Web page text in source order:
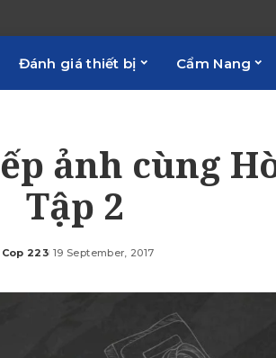
Đánh giá thiết bị Cẩm Nang
ảnh cùng
Tập 2
Posted
Cop 223 19 September, 2017